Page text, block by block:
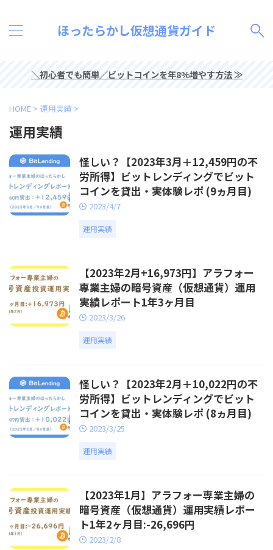
ほったらかし仮想通貨ガイド
＼初心者でも簡単／ビットコインを年8%増やす方法 ≫
HOME > 運用実績 >
運用実績
怪しい？【2023年3月＋12,459円の不
労所得】ビットレンディングでビット
コインを貸出・実体験レポ (9ヵ月目)
2023/4/7
運用実績
【2023年2月+16,973円】アラフォー
専業主婦の暗号資産（仮想通貨）運用
実績レポート1年3ヶ月目
2023/3/26
運用実績
怪しい？【2023年2月＋10,022円の不
労所得】ビットレンディングでビット
コインを貸出・実体験レポ (8ヵ月目)
2023/3/25
運用実績
【2023年1月】アラフォー専業主婦の
暗号資産（仮想通貨）運用実績レポー
ト1年2ヶ月目:-26,696円
2023/2/8